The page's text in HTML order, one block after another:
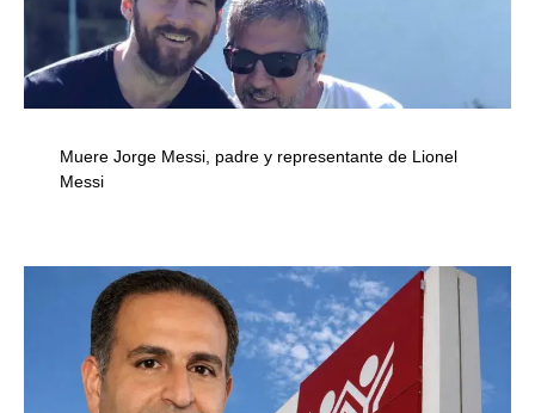
Muere Jorge Messi, padre y representante de Lionel
Messi